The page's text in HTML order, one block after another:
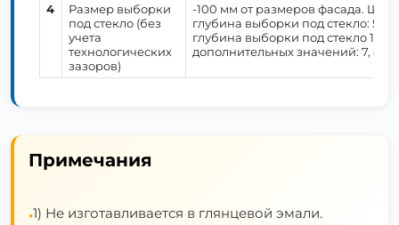
4
Размер выборки
под стекло (без
учета
технологических
зазоров)
-100 мм от размеров фасада.
глубина выборки под стекло:
глубина выборки под стекло 10
дополнительных значений: 7, 8
Примечания
•1) Не изготавливается в глянцевой эмали.